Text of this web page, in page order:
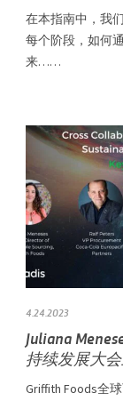
在本指南中，我
每个阶段，如何
来……
4.24.2023
Juliana
持续发展大
Griffith Foods全